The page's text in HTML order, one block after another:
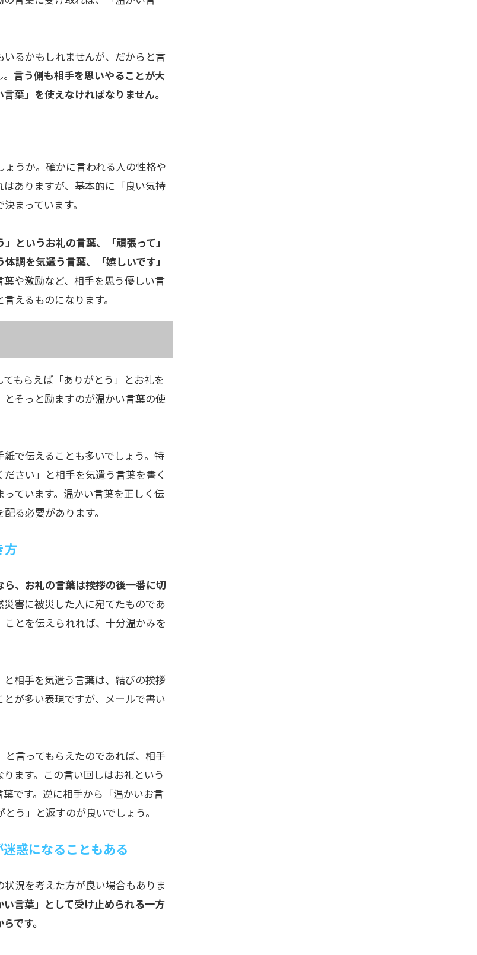
いるかもしれませんが、だからと言
言う側も相手を思いやることが大
葉」を使えなければなりません。
うか。確かに言われる人の性格や
ありますが、基本的に「良い気持
まっています。
というお礼の言葉、「頑張って」
調を気遣う言葉、「嬉しいです」
や激励など、相手を思う優しい言
えるものになります。
もらえば「ありがとう」とお礼を
そっと励ますのが温かい言葉の使
で伝えることも多いでしょう。特
さい」と相手を気遣う言葉を書く
ています。温かい言葉を正しく伝
る必要があります。
方
、お礼の言葉は挨拶の後一番に切
害に被災した人に宛てたものであ
とを伝えられれば、十分温かみを
と相手を気遣う言葉は、結びの挨拶
が多い表現ですが、メールで書い
言ってもらえたのであれば、相手
ます。この言い回しはお礼という
です。逆に相手から「温かいお言
う」と返すのが良いでしょう。
惑になることもある
況を考えた方が良い場合もありま
言葉」として受け止められる一方
です。